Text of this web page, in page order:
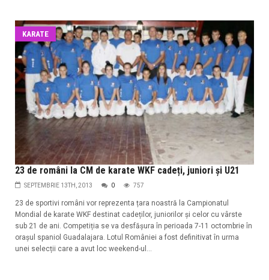
KARATE
23 de români la CM de karate WKF cadeți, juniori și U21
SEPTEMBRIE 13TH, 2013 0 757
23 de sportivi români vor reprezenta țara noastră la Campionatul
Mondial de karate WKF destinat cadeților, juniorilor și celor cu vârste
sub 21 de ani. Competiția se va desfășura în perioada 7-11 octombrie în
orașul spaniol Guadalajara. Lotul României a fost definitivat în urma
unei selecții care a avut loc weekend-ul...